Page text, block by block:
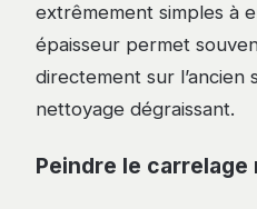
extrêmement simples à
épaisseur permet
directement sur l’ancien
nettoyage dégraissant.
Peindre le carrelage